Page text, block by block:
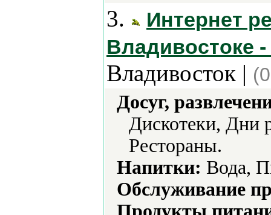
3.
Интернет
Владивостоке
Владивосток |
Досуг,
Дискотеки, Дни
Рестораны.
Напитки: Вода,
Обслуживание